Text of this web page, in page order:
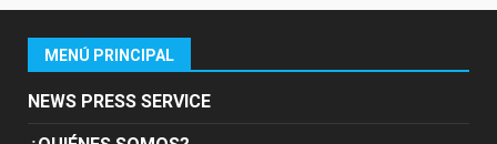
MENÚ PRINCIPAL
NEWS PRESS SERVICE